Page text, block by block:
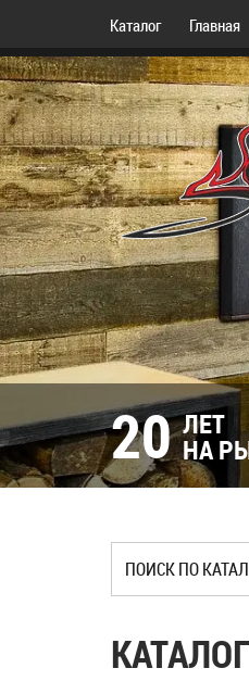
Каталог Главная
20 ЛЕТ
НА